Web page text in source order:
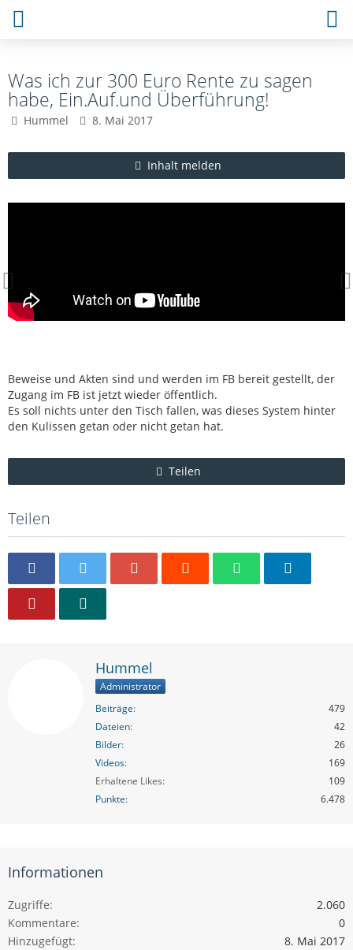
Was ich zur 300 Euro Rente zu sagen
habe, Ein.Auf.und Überführung!
Hummel 8. Mai 2017
Inhalt melden
Beweise und Akten sind und werden im FB bereit gestellt, der
Zugang im FB ist jetzt wieder öffentlich.
Es soll nichts unter den Tisch fallen, was dieses System hinter
den Kulissen getan oder nicht getan hat.
Teilen
Teilen
Hummel
Administrator
Beiträge
479
Dateien
42
Bilder
26
Videos
169
Erhaltene Likes
109
Punkte
6.478
Informationen
Zugriffe
2.060
Kommentare
0
Hinzugefügt
8. Mai 2017